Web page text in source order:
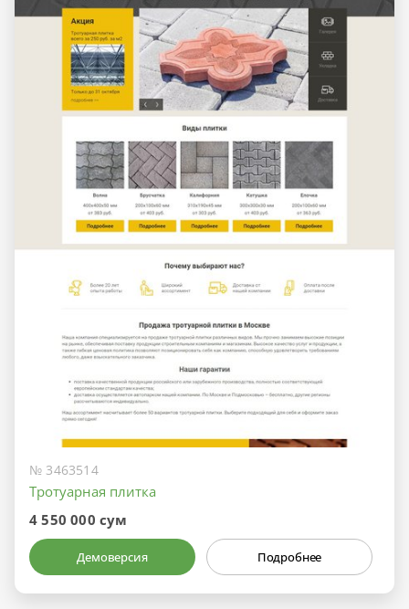
№ 3463514
Тротуарная плитка
4 550 000 сум
Демоверсия Подробнее